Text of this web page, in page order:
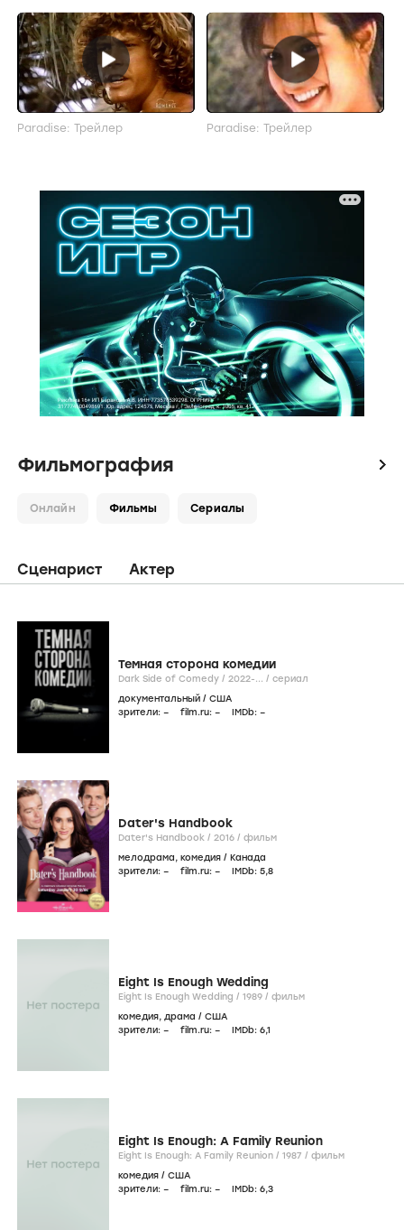
Paradise: Трейлер Paradise: Трейлер
Фильмография icon
Онлайн Фильмы Сериалы
Сценарист Актер
Темная сторона комедии
Dark Side of Comedy / 2022-... / сериал
документальный / США
зрители: – film.ru: – IMDb: –
Dater's Handbook
Dater's Handbook / 2016 / фильм
мелодрама, комедия / Канада
зрители: – film.ru: – IMDb: 5,8
Eight Is Enough Wedding
Eight Is Enough Wedding / 1989 / фильм
комедия, драма / США
зрители: – film.ru: – IMDb: 6,1
Eight Is Enough: A Family Reunion
Eight Is Enough: A Family Reunion / 1987 / фильм
комедия / США
зрители: – film.ru: – IMDb: 6,3